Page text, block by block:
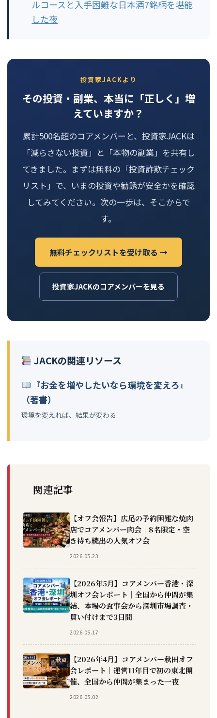
ルコースと入手困難な日本酒7銘柄を堪能
した夜
投資家JACKより
その投資・副業、本当に「正しく」増
えていますか？
累計500名超のコアメンバーと、投資家JACKは
「減らさない投資」と「本物の副業」を共有し
てきました。まずは無料の「投資詐欺チェック
リスト」で、いまの投資や勧誘が安全かを確認
してみてください。次の一歩は、そこからで
す。
無料チェックリストを受け取る →
投資家JACKのコアメンバーを見る
JACKの関連リソース
『お金を増やしたいなら環境を変えろ』
（著書）
環境を変えれば、結果が変わる
関連記事
【オフ会報告】広尾の予約困難な焼肉
店でコアメンバー肉会｜8名限定・空
き待ち続出の人気オフ会
2026.05.23
【2026年5月】コアメンバー香港・深
圳オフ会レポート｜全国から仲間が集
結、本場の食事会から深圳市場調査・
買い付けまで3日間
2026.05.17
【2026年4月】コアメンバー秋田オフ
会レポート｜運営11年目で初の東北開
催、全国から仲間が集まった一夜
2026.05.02